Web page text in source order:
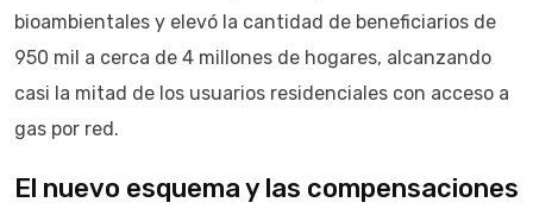
bioambientales y elevó la cantidad de beneficiarios de
950 mil a cerca de 4 millones de hogares, alcanzando
casi la mitad de los usuarios residenciales con acceso a
gas por red.
El nuevo esquema y las compensaciones